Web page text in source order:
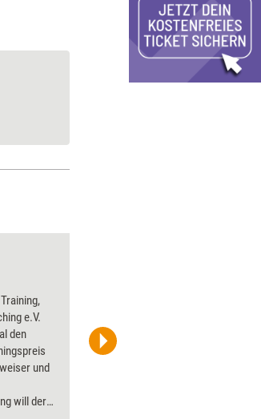
e.V.
den
und
will der
Spring Messe Management GmbH